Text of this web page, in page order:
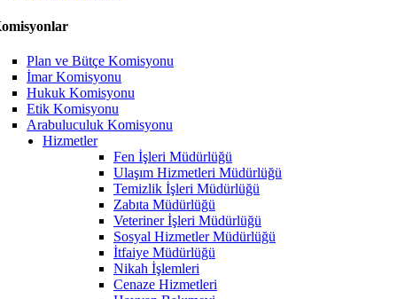
Plan ve Bütçe Komisyonu
İmar Komisyonu
Hukuk Komisyonu
Etik Komisyonu
Arabuluculuk Komisyonu
Hizmetler
Fen İşleri Müdürlüğü
Ulaşım Hizmetleri Müdürlüğü
Temizlik İşleri Müdürlüğü
Zabıta Müdürlüğü
Veteriner İşleri Müdürlüğü
Sosyal Hizmetler Müdürlüğü
İtfaiye Müdürlüğü
Nikah İşlemleri
Cenaze Hizmetleri